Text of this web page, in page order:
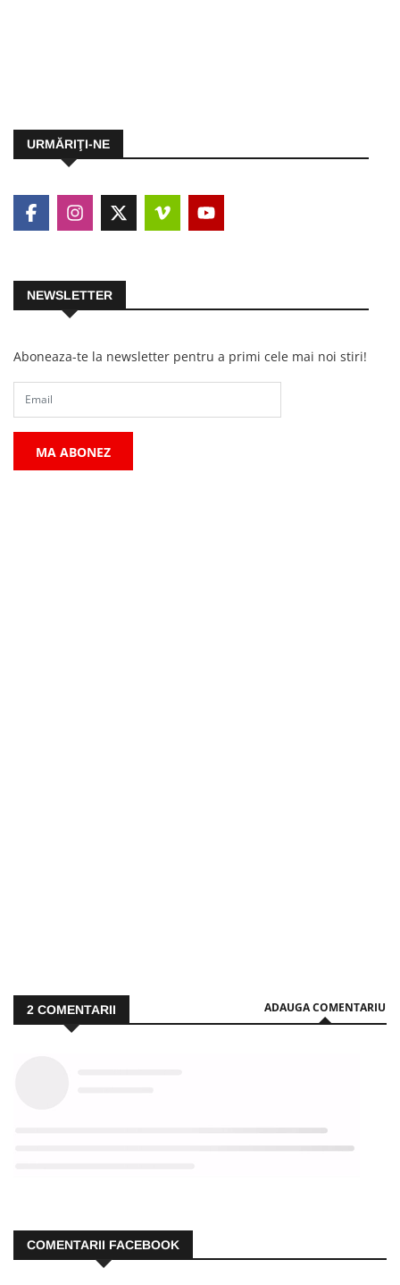
URMĂRIŢI-NE
NEWSLETTER
Aboneaza-te la newsletter pentru a primi cele mai noi stiri!
MA ABONEZ
2 COMENTARII ADAUGA COMENTARIU
COMENTARII FACEBOOK